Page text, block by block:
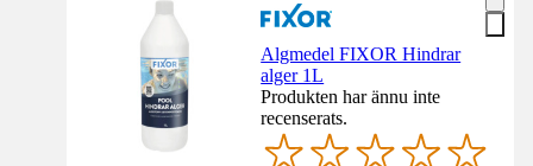
Algmedel FIXOR Hindrar
alger 1L
Produkten har ännu inte
recenserats.